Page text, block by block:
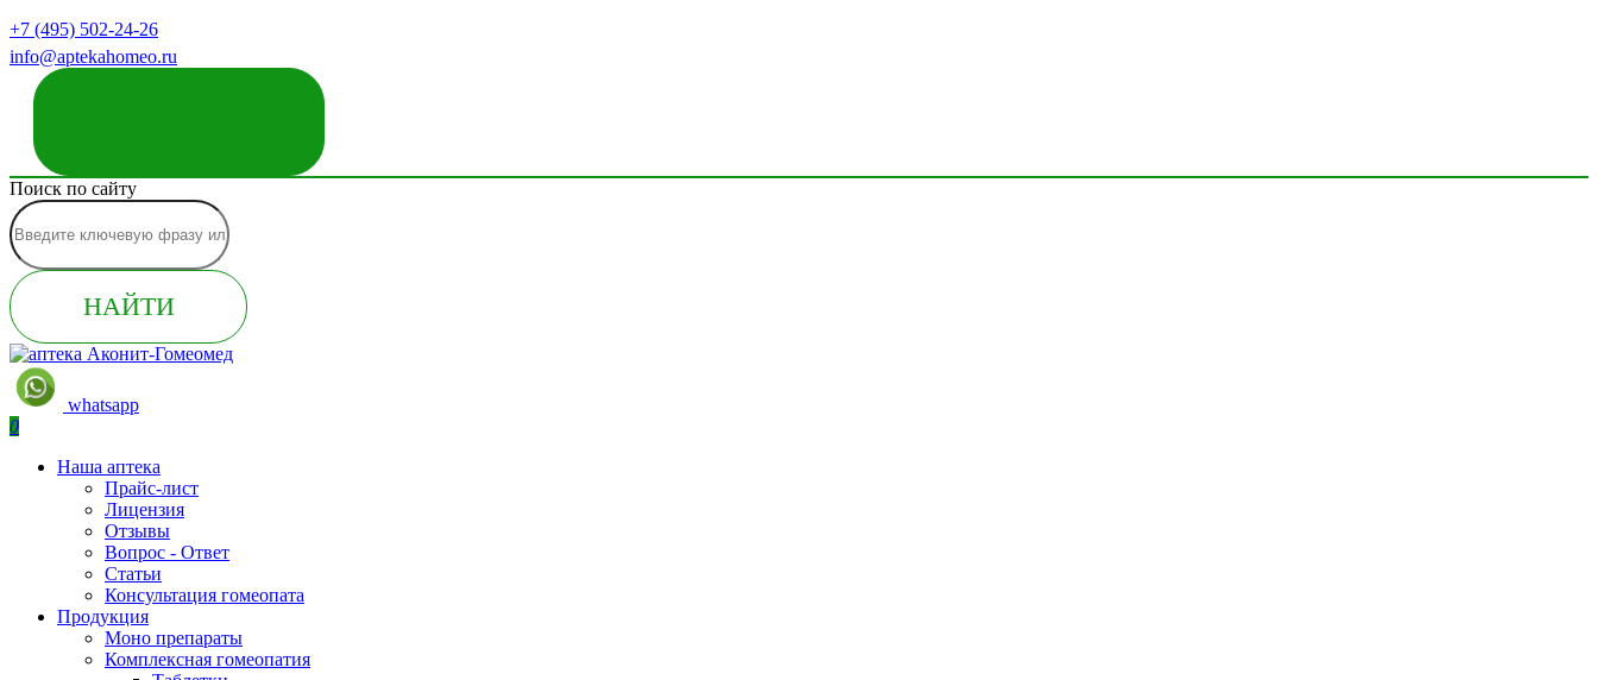
+7 (495) 502-24-26
info@aptekahomeo.ru
Поиск по сайту
НАЙТИ
whatsapp
0
Наша аптека
Прайс-лист
Лицензия
Отзывы
Вопрос - Ответ
Статьи
Консультация гомеопата
Продукция
Моно препараты
Комплексная гомеопатия